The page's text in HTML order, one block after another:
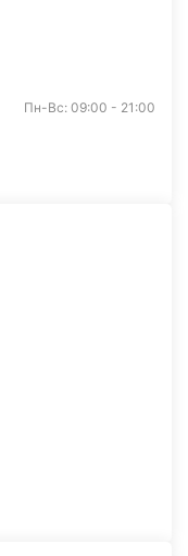
Пн-Вс: 09:00 - 21:00